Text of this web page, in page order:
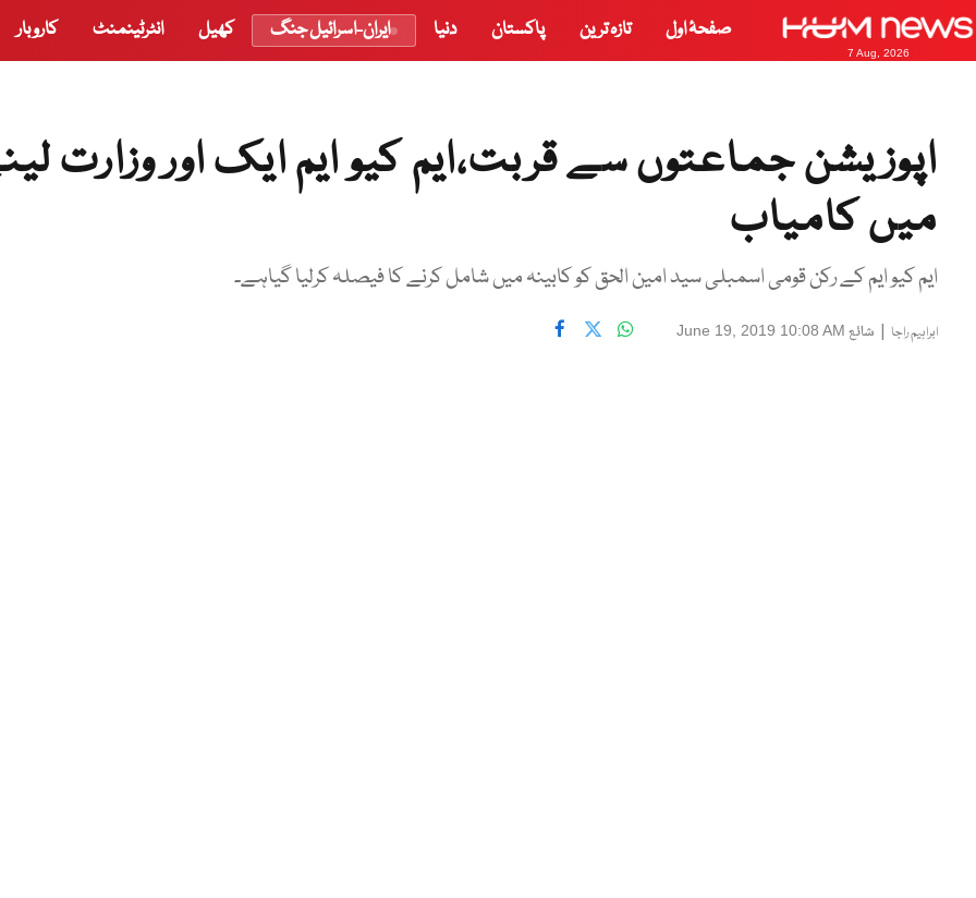
7 Aug, 2026
صفحۂ اول تازہ ترین پاکستان دنیا ایران-اسرائیل جنگ کھیل انٹرٹینمنٹ کاروبار
اپوزیشن جماعتوں سے قربت،ایم کیو ایم ایک اور وزارت
میں کامیاب
ایم کیو ایم کے رکن قومی اسمبلی سید امین الحق کو کابینہ میں شامل کرنے کا فیصلہ کرلیا گیاہے۔
ابراہیم راجا | شائع June 19, 2019 10:08 AM